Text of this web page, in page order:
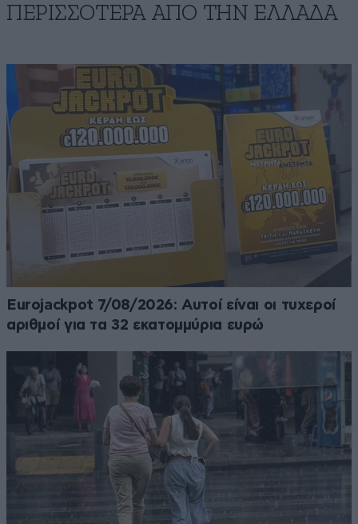
ΠΕΡΙΣΣΟΤΕΡΑ ΑΠΟ ΤΗΝ ΕΛΛΑΔΑ
Eurojackpot 7/08/2026: Αυτοί είναι οι τυχεροί
αριθμοί για τα 32 εκατομμύρια ευρώ